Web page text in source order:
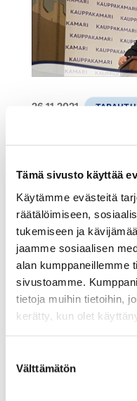
Tämä sivusto käyttää
Käytämme evästeitä
räätälöimiseen,
tukemiseen ja
jaamme sosiaalisen
alan kumppaneillemme
sivustoamme.
tietoja muihin tietoihin,
kerätty, kun olet
valinta
Välttämätön
26.11.2021
taas
Helsingin seudun
syyskokouksessa
pitkäaikaisille
myös
tarjoili
tasamaaksi. Myös